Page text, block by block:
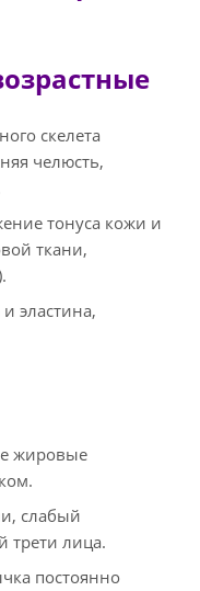
скелета
челюсть,
тонуса кожи и
ткани,
эластина,
жировые
слабый
лица.
постоянно